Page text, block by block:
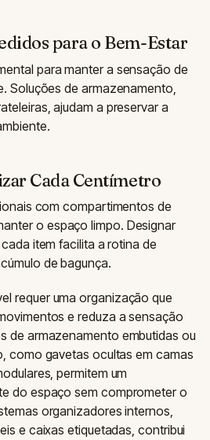
para o Bem-Estar
para manter a sensação de
Soluções de armazenamento,
ajudam a preservar a
Cada Centímetro
com compartimentos de
o espaço limpo. Designar
item facilita a rotina de
de bagunça.
requer uma organização que
e reduza a sensação
de armazenamento embutidas ou
como gavetas ocultas em camas
permitem um
do espaço sem comprometer o
organizadores internos,
e caixas etiquetadas, contribui